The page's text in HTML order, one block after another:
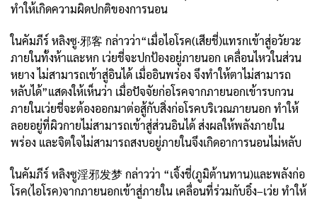
ทำให้เกิดความผิดปกติของการนอน
ในคัมภีร์ หลิงซู·邪客 กล่าวว่า“เมื่อไอโรค(เสียชี่)แทรกเข้าสู่อวัยวะ
ภายในทั้งห้าและหก เว่ยชี่จะปกป้องอยู่ภายนอก เคลื่อนไหวในส่วน
หยาง ไม่สามารถเข้าสู่อินได้ เมื่ออินพร่อง จึงทำให้ตาไม่สามารถ
หลับได้”แสดงให้เห็นว่า เมื่อปัจจัยก่อโรคจากภายนอกเข้ารบกวน
ภายในเว่ยชี่จะต้องออกมาต่อสู้กับสิ่งก่อโรคบริเวณภายนอก ทำให้
ลอยอยู่ที่ผิวกายไม่สามารถเข้าสู่ส่วนอินได้ ส่งผลให้พลังภายใน
พร่อง และจิตใจไม่สามารถสงบอยู่ภายในจึงเกิดอาการนอนไม่หลับ
ในคัมภีร์ หลิงซู淫邪发梦 กล่าวว่า “เจิ้งชี่(ภูมิต้านทาน)และพลังก่อ
โรค(ไอโรค)จากภายนอกเข้าสู่ภายใน เคลื่อนที่ร่วมกับอิ๋ง–เว่ย ทำให้